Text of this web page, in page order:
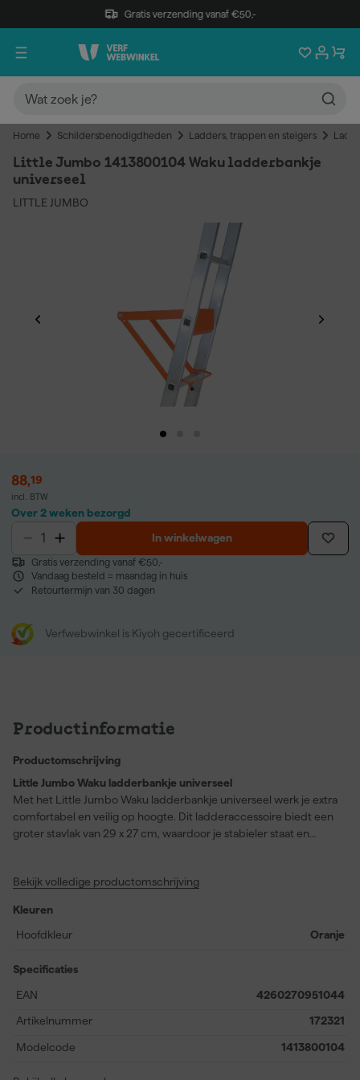
Gratis verzending vanaf €50,-
Home Schildersbenodigdheden Ladders, trappen en steigers
Little Jumbo 1413800104 Waku ladderbankje
universeel
LITTLE JUMBO
88,19
incl. BTW
Over 2 weken bezorgd
In winkelwagen
Gratis verzending vanaf €50,-
Vandaag besteld = maandag in huis
Retourtermijn van 30 dagen
Verfwebwinkel is Kiyoh gecertificeerd
Productinformatie
Productomschrijving
Little Jumbo Waku ladderbankje universeel
Met het Little Jumbo Waku ladderbankje universeel werk je extra
comfortabel en veilig op hoogte. Dit ladderaccessoire biedt een
groter stavlak van 29 x 27 cm, waardoor je stabieler staat en
van je ladder te haken, zodat je snel aan de slag kunt. Het
gereedschap binnen handbereik te plaatsen, wat zorgt voor extra
efficiëntie tijdens het schilderen of onderhoudswerk. Dankzij het
makkelijk te hanteren en na gebruik in te klappen tot een
accessoire voor iedere Waku telescoopladder en is niet
verrijdbaar, wat zorgt voor optimale stabiliteit tijdens het gebruik.
Bekijk volledige productomschrijving
Kleuren
Hoofdkleur
Oranje
Specificaties
EAN
4260270951044
Artikelnummer 172321
Modelcode 1413800104